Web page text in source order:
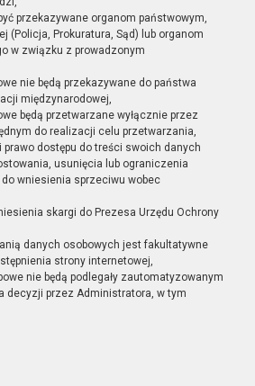
przekazywane organom państwowym,
(Policja, Prokuratura, Sąd) lub organom
w związku z prowadzonym
nie będą przekazywane do państwa
międzynarodowej,
będą przetwarzane wyłącznie przez
do realizacji celu przetwarzania,
prawo dostępu do treści swoich danych
usunięcia lub ograniczenia
wniesienia sprzeciwu wobec
skargi do Prezesa Urzędu Ochrony
danych osobowych jest fakultatywne
strony internetowej,
nie będą podlegały zautomatyzowanym
decyzji przez Administratora, w tym